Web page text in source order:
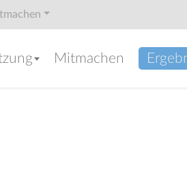
Mitmachen